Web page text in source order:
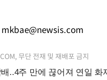
mkbae@newsis.com
무단 전재 및 재배포 금지